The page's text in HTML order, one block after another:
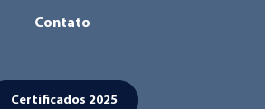
Contato
Certificados 2025